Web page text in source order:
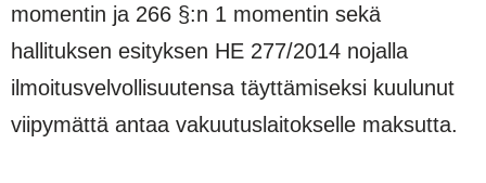
momentin ja 266 §:n 1 momentin sekä
hallituksen esityksen HE 277/2014 nojalla
ilmoitusvelvollisuutensa täyttämiseksi kuulunut
viipymättä antaa vakuutuslaitokselle maksutta.